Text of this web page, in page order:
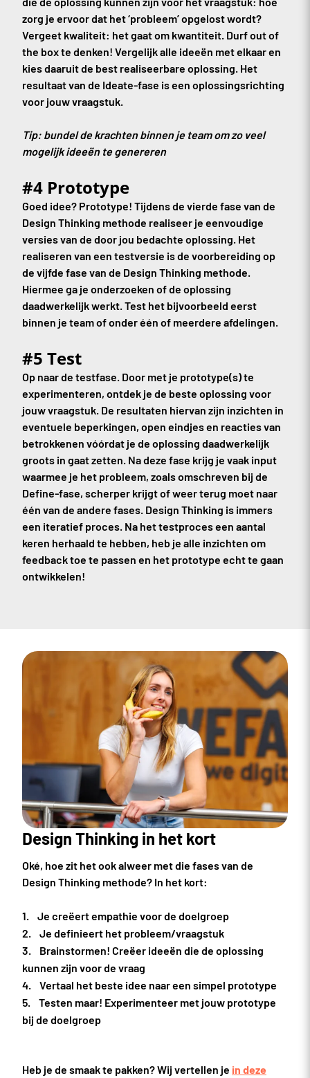
zorg je ervoor dat het ‘probleem’ opgelost wordt?
Vergeet kwaliteit: het gaat om kwantiteit. Durf out of
the box te denken! Vergelijk alle ideeën met elkaar en
kies daaruit de best realiseerbare oplossing. Het
resultaat van de Ideate-fase is een oplossingsrichting
voor jouw vraagstuk.
Tip: bundel de krachten binnen je team om zo veel
mogelijk ideeën te genereren
#4 Prototype
Goed idee? Prototype! Tijdens de vierde fase van de
Design Thinking methode realiseer je eenvoudige
versies van de door jou bedachte oplossing. Het
realiseren van een testversie is de voorbereiding op
de vijfde fase van de Design Thinking methode.
Hiermee ga je onderzoeken of de oplossing
daadwerkelijk werkt. Test het bijvoorbeeld eerst
binnen je team of onder één of meerdere afdelingen.
#5 Test
Op naar de testfase. Door met je prototype(s) te
experimenteren, ontdek je de beste oplossing voor
jouw vraagstuk. De resultaten hiervan zijn inzichten in
eventuele beperkingen, open eindjes en reacties van
betrokkenen vóórdat je de oplossing daadwerkelijk
groots in gaat zetten. Na deze fase krijg je vaak input
waarmee je het probleem, zoals omschreven bij de
Define-fase, scherper krijgt of weer terug moet naar
één van de andere fases. Design Thinking is immers
een iteratief proces. Na het testproces een aantal
keren herhaald te hebben, heb je alle inzichten om
feedback toe te passen en het prototype echt te gaan
ontwikkelen!
Design Thinking in het kort
Oké, hoe zit het ook alweer met die fases van de
Design Thinking methode? In het kort:
Je creëert empathie voor de doelgroep
Je definieert het probleem/vraagstuk
Brainstormen! Creëer ideeën die de oplossing
kunnen zijn voor de vraag
Vertaal het beste idee naar een simpel prototype
Testen maar! Experimenteer met jouw prototype
bij de doelgroep
Heb je de smaak te pakken? Wij vertellen je in deze